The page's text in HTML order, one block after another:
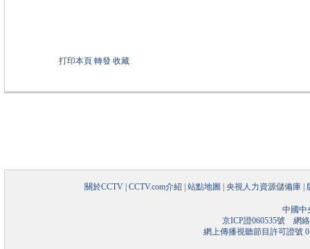
打印本頁 轉發 收藏
關於CCTV CCTV.com介紹 站點地圖 央視人力資源儲備庫
中國中
京ICP證060535號網絡
網上傳播視聽節目許可證號